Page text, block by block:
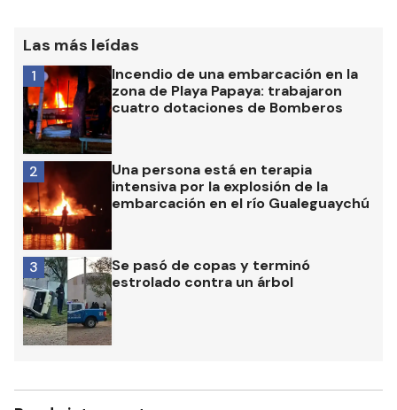
Las más leídas
Incendio de una embarcación en la
zona de Playa Papaya: trabajaron
cuatro dotaciones de Bomberos
1
Una persona está en terapia
intensiva por la explosión de la
embarcación en el río Gualeguaychú
2
Se pasó de copas y terminó
estrolado contra un árbol
3